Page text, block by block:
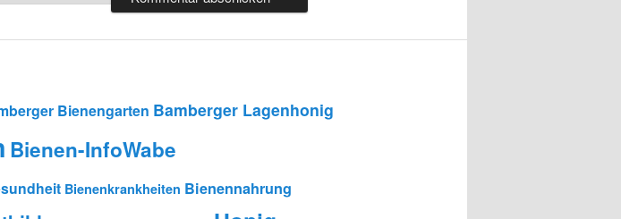
Bienengarten Bamberger Lagenhonig
Bienen-InfoWabe
Bienenkrankheiten Bienennahrung